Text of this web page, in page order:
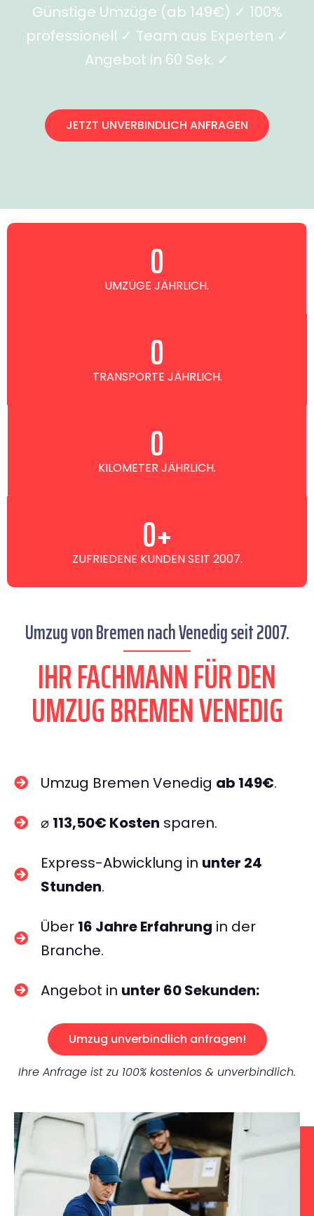
Günstige Umzüge (ab 149€) ✓ 100%
professionell ✓ Team aus Experten ✓
Angebot in 60 Sek. ✓
JETZT UNVERBINDLICH ANFRAGEN
UMZÜGE JÄHRLICH.
0
TRANSPORTE JÄHRLICH.
0
KILOMETER JÄHRLICH.
0
ZUFRIEDENE KUNDEN SEIT 2007.
0+
Umzug von Bremen nach Venedig seit 2007.
IHR FACHMANN FÜR DEN
UMZUG BREMEN VENEDIG
Umzug Bremen Venedig ab 149€.
⌀ 113,50€ Kosten sparen.
Express-Abwicklung in unter 24
Stunden.
Über 16 Jahre Erfahrung in der
Branche.
Angebot in unter 60 Sekunden:
Umzug unverbindlich anfragen!
Ihre Anfrage ist zu 100% kostenlos & unverbindlich.